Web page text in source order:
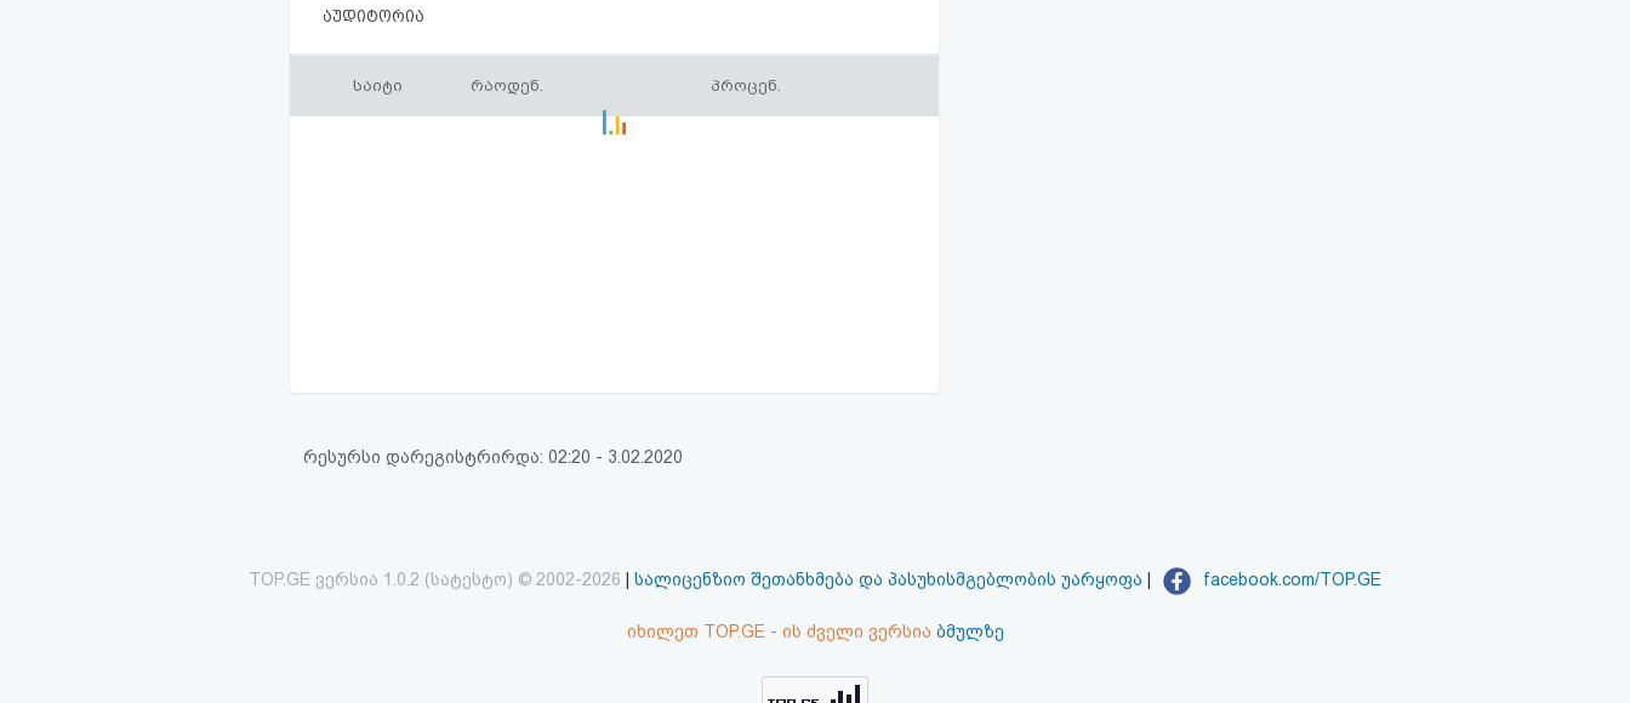
აუდიტორია
საიტი რაოდენ. პროცენ.
რესურსი დარეგისტრირდა: 02:20 - 3.02.2020
TOP.GE ვერსია 1.0.2 (სატესტო) © 2002-2026 სალიცენზიო შეთანხმება და პასუხისმგებლობის უარყოფა facebook.com/TOP.GE
იხილეთ TOP.GE - ის ძველი ვერსია ბმულზე